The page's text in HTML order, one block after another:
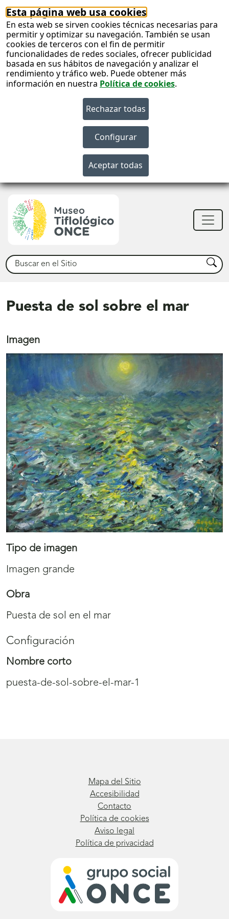
Esta página web usa cookies
En esta web se sirven cookies técnicas necesarias para
permitir y optimizar su navegación. También se usan
cookies de terceros con el fin de permitir
funcionalidades de redes sociales, ofrecer publicidad
basada en sus hábitos de navegación y analizar el
rendimiento y tráfico web. Puede obtener más
información en nuestra Política de cookies.
Buscar Buscar
Puesta de sol sobre el mar
Imagen
Tipo de imagen
Imagen grande
Obra
Puesta de sol en el mar
Configuración
Nombre corto
puesta-de-sol-sobre-el-mar-1
Mapa del Sitio
Accesibilidad
Contacto
Política de cookies
Aviso legal
Política de privacidad